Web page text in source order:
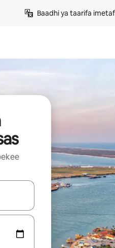
Baadhi ya taarifa
vitufe vya vishale vya juu